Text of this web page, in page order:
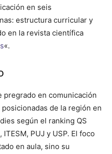
en seis
estructura curricular y
en la revista científica
«.
pregrado en comunicación
de la región en
según el ranking QS
PUJ y USP. El foco
en aula, sino su